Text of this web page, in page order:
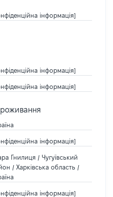
інформація]
інформація]
інформація]
інформація]
Гнилиця / Чугуївський
/ Харківська область /
інформація]